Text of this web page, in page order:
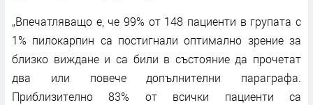
„Впечатляващо е, че 99% от 148 пациенти в групата с
1% пилокарпин са постигнали оптимално зрение за
близко виждане и са били в състояние да прочетат
два или повече допълнителни параграфа.
Приблизително 83% от всички пациенти са